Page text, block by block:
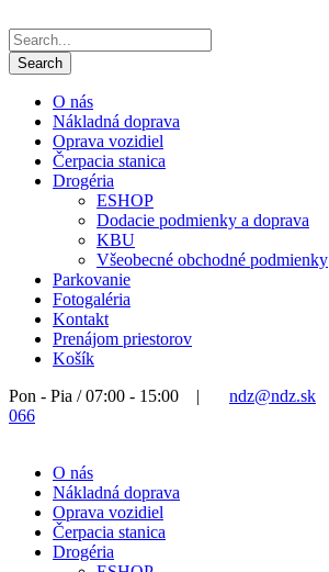
O nás
Nákladná doprava
Oprava vozidiel
Čerpacia stanica
Drogéria
ESHOP
Dodacie podmienky a doprava
KBU
Všeobecné obchodné podmienky
Parkovanie
Fotogaléria
Kontakt
Prenájom priestorov
Košík
Pon - Pia / 07:00 - 15:00
| ndz@ndz.sk
066
O nás
Nákladná doprava
Oprava vozidiel
Čerpacia stanica
Drogéria